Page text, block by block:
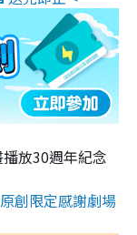
放30週年紀念
創限定感謝劇場